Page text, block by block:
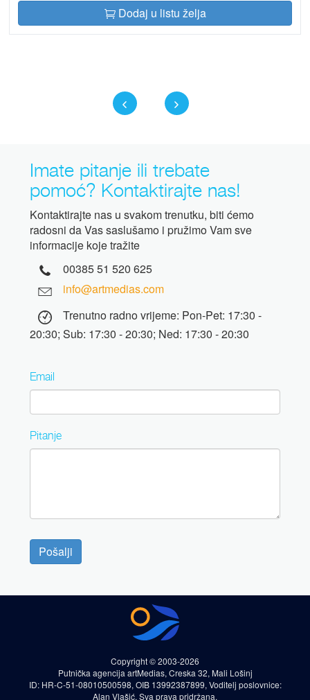
Dodaj u listu želja
Imate pitanje ili trebate
pomoć? Kontaktirajte nas!
Kontaktirajte nas u svakom trenutku, biti ćemo
radosni da Vas saslušamo i pružimo Vam sve
informacije koje tražite
00385 51 520 625
info@artmedias.com
Trenutno radno vrijeme: Pon-Pet: 17:30 -
20:30; Sub: 17:30 - 20:30; Ned: 17:30 - 20:30
Email
Pitanje
Pošalji
Copyright © 2003-2026
Putnička agencija artMedias, Creska 32, Mali Lošinj
ID: HR-C-51-08010500598, OIB 13992387899, Voditelj poslovnice:
Alan Vlašić. Sva prava pridržana.